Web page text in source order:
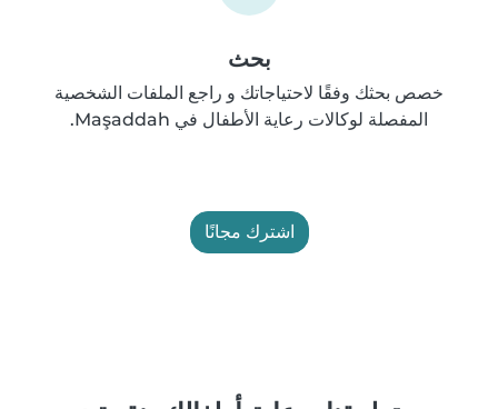
بحث
خصص بحثك وفقًا لاحتياجاتك و راجع الملفات الشخصية
المفصلة لوكالات رعاية الأطفال في Maşaddah.
اشترك مجانًا